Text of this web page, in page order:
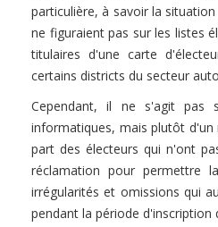
particulière, à savoir la
ne figuraient pas sur les listes
titulaires d'une carte
certains districts du secteur
Cependant, il ne s'agit pas
informatiques, mais plutôt d'un
part des électeurs qui n'ont
réclamation pour permettre
irrégularités et omissions qui
pendant la période d'inscription